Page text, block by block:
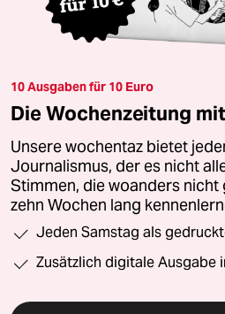
10 Ausgaben für 10 Euro
Die Wochenzeitung
Unsere wochentaz bietet
Journalismus, der es nicht
Stimmen, die woanders
zehn Wochen lang
Jeden Samstag als
Zusätzlich digitale Ausgabe